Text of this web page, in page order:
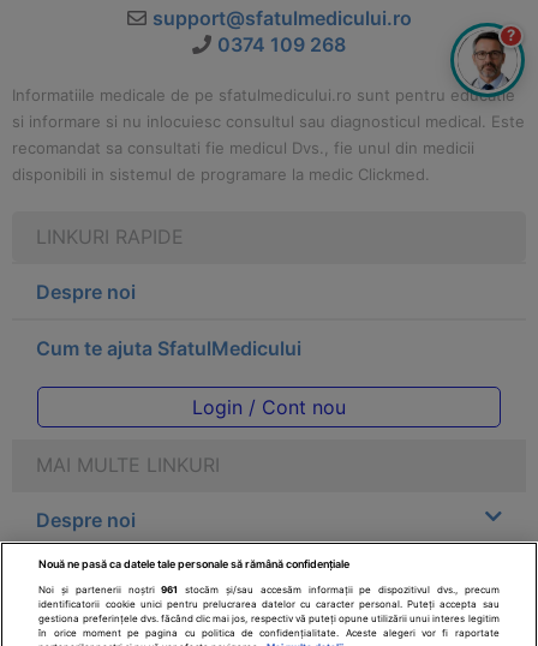
support@sfatulmedicului.ro
0374 109 268
Informatiile medicale de pe sfatulmedicului.ro sunt pentru educatie
si informare si nu inlocuiesc consultul sau diagnosticul medical. Este
recomandat sa consultati fie medicul Dvs., fie unul din medicii
disponibili in sistemul de programare la medic Clickmed.
LINKURI RAPIDE
Despre noi
Cum te ajuta SfatulMedicului
Login / Cont nou
MAI MULTE LINKURI
Despre noi
Legal
Drepturile consumatorului
?
Nouă ne pasă ca datele tale personale să rămână confidențiale
Noi și partenerii noștri961
stocăm și/sau accesăm informații pe dispozitivul dvs., precum
identificatorii cookie unici pentru prelucrarea datelor cu caracter personal. Puteți accepta sau
gestiona preferințele dvs. făcând clic mai jos, respectiv vă puteți opune utilizării unui interes legitim
în orice moment pe pagina cu politica de confidențialitate. Aceste alegeri vor fi raportate